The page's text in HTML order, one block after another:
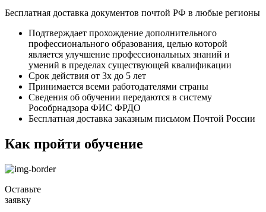
Бесплатная доставка документов почтой РФ в любые регионы
Подтверждает прохождение дополнительного
профессионального образования, целью которой
является улучшение профессиональных знаний и
умений в пределах существующей квалификации
Срок действия от 3х до 5 лет
Принимается всеми работодателями страны
Сведения об обучении передаются в систему
Рособрнадзора ФИС ФРДО
Бесплатная доставка заказным письмом Почтой России
Как пройти обучение
Оставьте
заявку